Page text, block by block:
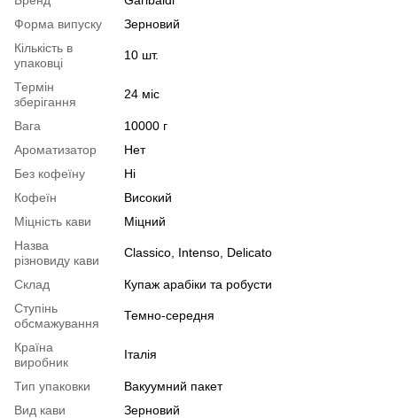
Форма випуску
Зерновий
Кількість в
упаковці
10 шт.
Термін
зберігання
24 міс
Вага
10000 г
Ароматизатор
Нет
Без кофеїну
Ні
Кофеїн
Високий
Міцність кави
Міцний
Назва
різновиду кави
Classico, Intenso, Delicato
Склад
Купаж арабіки та робусти
Ступінь
обсмажування
Темно-середня
Країна
виробник
Італія
Тип упаковки
Вакуумний пакет
Вид кави
Зерновий